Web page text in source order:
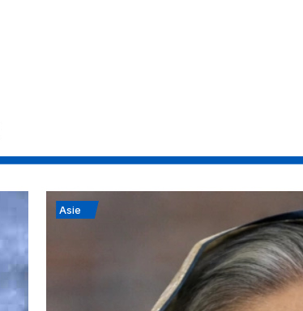
Asie